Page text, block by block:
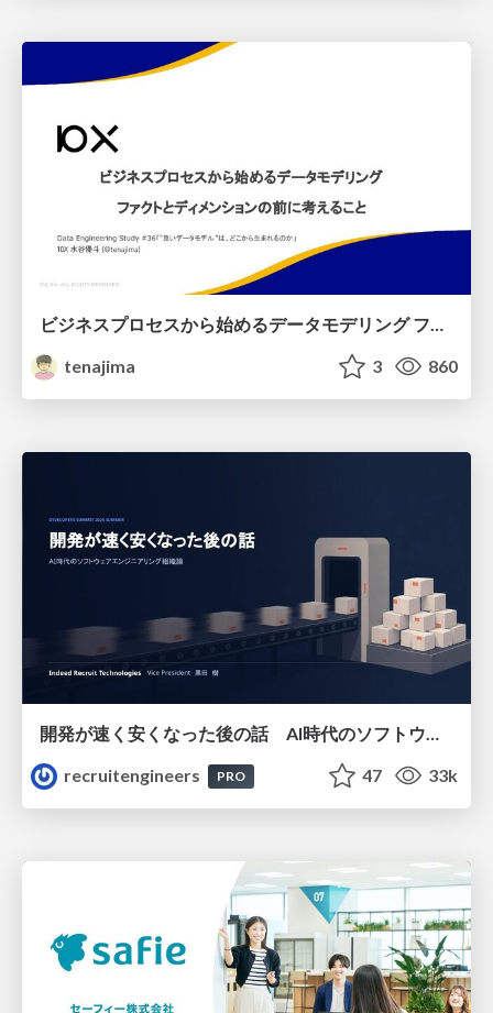
tenajima
3 860
開発が速く安くなった後の話 AI時代のソフトウェアエンジニアリング組織論 #devsumi
recruitengineers
PRO 47 33k